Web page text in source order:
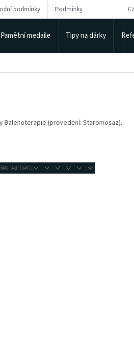
podmínky Podmínky ochrany osobních
Pamětní medaile Tipy na dárky
Balenoterapie (provedení: Staromosaz).